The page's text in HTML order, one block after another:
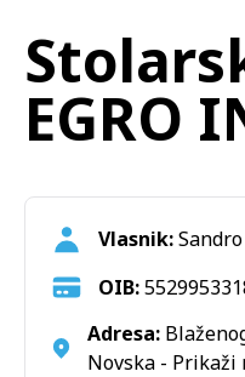
EGRO
Vlasnik:
OIB:
Adresa:
Novska - Prikaži